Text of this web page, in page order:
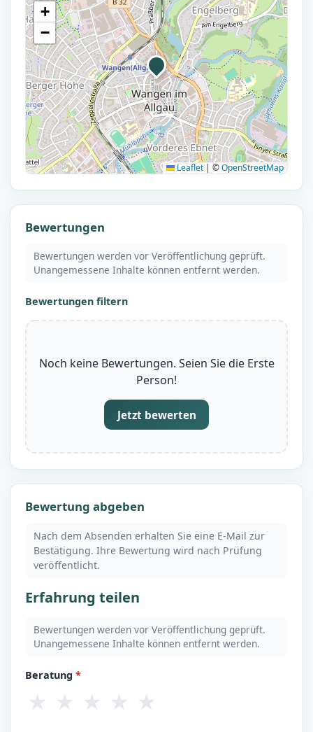
+
−
Leaflet | ©OpenStreetMap
Bewertungen
Bewertungen werden vor Veröffentlichung geprüft.
Unangemessene Inhalte können entfernt werden.
Bewertungen filtern
Noch keine Bewertungen. Seien Sie die Erste
Person!
Jetzt bewerten
Bewertung abgeben
Nach dem Absenden erhalten Sie eine E-Mail zur
Bestätigung. Ihre Bewertung wird nach Prüfung
veröffentlicht.
Erfahrung teilen
Bewertungen werden vor Veröffentlichung geprüft.
Unangemessene Inhalte können entfernt werden.
Beratung*
★ ★ ★ ★ ★